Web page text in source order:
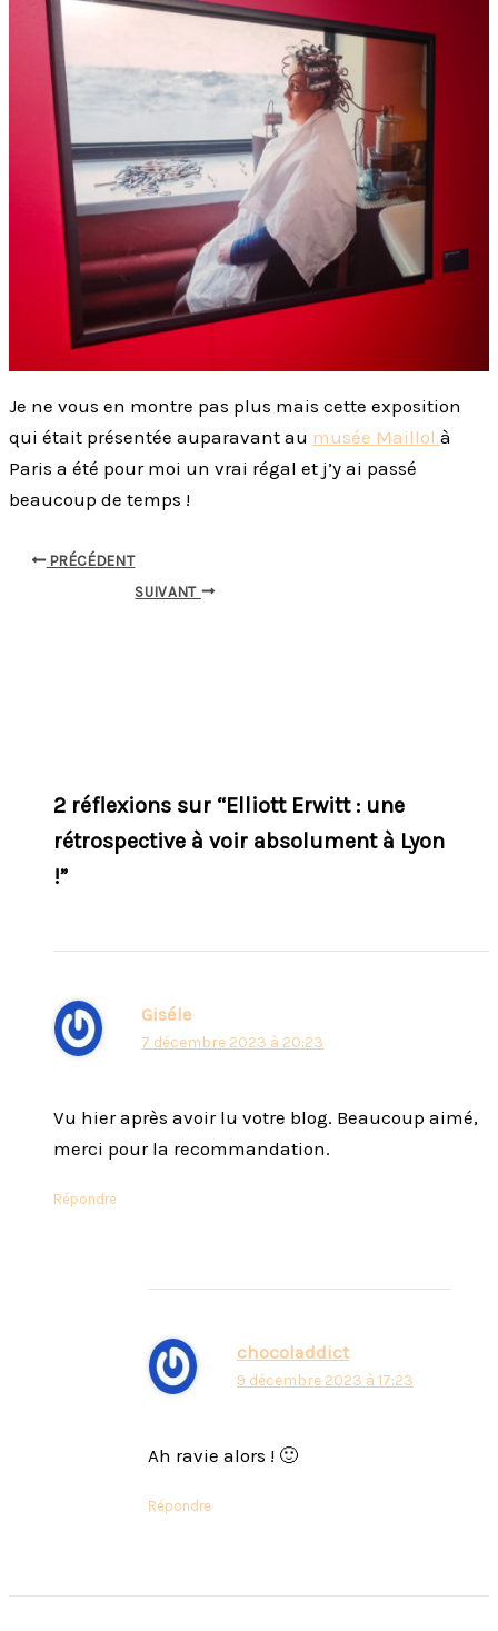
Je ne vous en montre pas plus mais cette exposition
qui était présentée auparavant au musée Maillol à
Paris a été pour moi un vrai régal et j’y ai passé
beaucoup de temps !
PRÉCÉDENT
SUIVANT
2 réflexions sur “Elliott Erwitt : une
rétrospective à voir absolument à Lyon
!”
Giséle
7 décembre 2023 à 20:23
Vu hier après avoir lu votre blog. Beaucoup aimé,
merci pour la recommandation.
Répondre
chocoladdict
9 décembre 2023 à 17:23
Ah ravie alors ! 🙂
Répondre